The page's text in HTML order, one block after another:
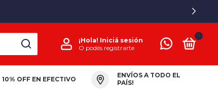
¡Hola! Iniciá sesión
O podés registrarte
10% OFF EN EFECTIVO
ENVÍOS A TODO EL
PAÍS!